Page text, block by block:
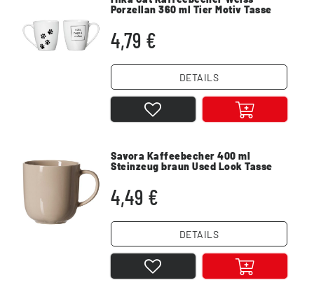
Porzellan 360 ml Tier Motiv Tasse
4,79 €
DETAILS
Savora Kaffeebecher 400 ml
Steinzeug braun Used Look Tasse
4,49 €
DETAILS